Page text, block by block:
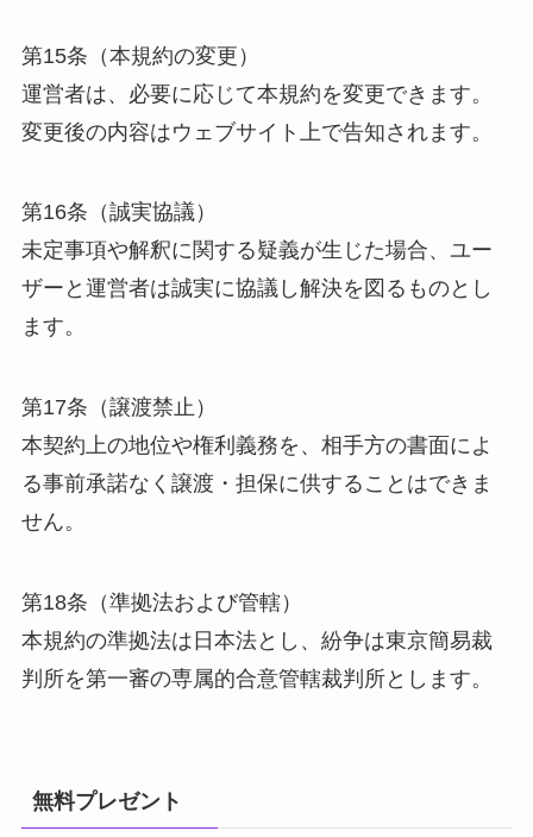
第15条（本規約の変更）
運営者は、必要に応じて本規約を変更できます。
変更後の内容はウェブサイト上で告知されます。
第16条（誠実協議）
未定事項や解釈に関する疑義が生じた場合、ユー
ザーと運営者は誠実に協議し解決を図るものとし
ます。
第17条（譲渡禁止）
本契約上の地位や権利義務を、相手方の書面によ
る事前承諾なく譲渡・担保に供することはできま
せん。
第18条（準拠法および管轄）
本規約の準拠法は日本法とし、紛争は東京簡易裁
判所を第一審の専属的合意管轄裁判所とします。
無料プレゼント